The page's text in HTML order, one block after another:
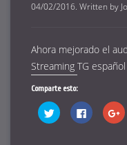
04/02/2016. Written by
Ahora mejorado el
Streaming TG español
Comparte esto:
Haz
clic
Haz
clic clic